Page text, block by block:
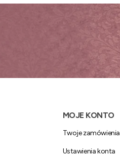
MOJE KONTO
Twoje zamówienia
Ustawienia konta